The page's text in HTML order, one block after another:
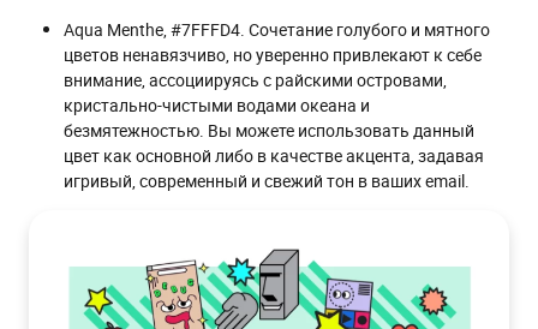
Aqua Menthe, #7FFFD4. Сочетание голубого и мятного
цветов ненавязчиво, но уверенно привлекают к себе
внимание, ассоциируясь с райскими островами,
кристально-чистыми водами океана и
безмятежностью. Вы можете использовать данный
цвет как основной либо в качестве акцента, задавая
игривый, современный и свежий тон в ваших email.